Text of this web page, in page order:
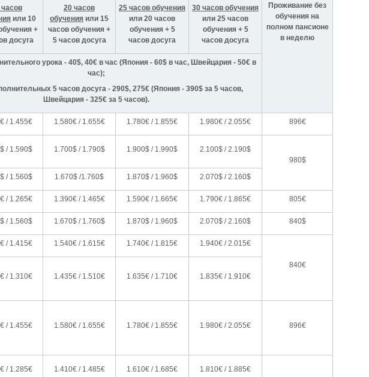
Проживание без
обучения на
полном пансионе
в неделю
часов
или 10
+
досуга
20 часов
обучения или 15
часов обучения +
5 часов досуга
25 часов обучения
или 20 часов
обучения + 5
часов досуга
30 часов обучения
или 25 часов
обучения + 5
часов досуга
урока - 40$, 40€ в час (Япония - 60$ в час, Швейцария - 50€ в
час);
5 часов досуга - 290$, 275€ (Япония - 390$ за 5 часов,
Швейцария - 325€ за 5 часов).
/ 1.455€ 1.580€ / 1.655€ 1.780€ / 1.855€ 1.980€ / 2.055€ 896€
/ 1.590$ 1.700$ / 1.790$ 1.900$ / 1.990$
2.100$ / 2.190$
980$
/ 1.560$ 1.670$ /1.760$ 1.870$ / 1.960$ 2.070$ / 2.160$
/ 1.265€ 1.390€ / 1.465€ 1.590€ / 1.665€ 1.790€ / 1.865€ 805€
/ 1.560$ 1.670$ / 1.760$ 1.870$ / 1.960$ 2.070$ / 2.160$ 840$
/ 1.415€ 1.540€ / 1.615€ 1.740€ / 1.815€ 1.940€ / 2.015€
840€
/ 1.310€ 1.435€ / 1.510€ 1.635€ / 1.710€ 1.835€ / 1.910€
/ 1.455€ 1.580€ / 1.655€ 1.780€ / 1.855€ 1.980€ / 2.055€ 896€
/ 1.285€ 1.410€ / 1.485€ 1.610€ / 1.685€ 1.810€ / 1.885€